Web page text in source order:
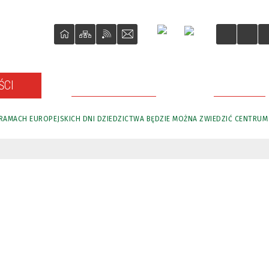
EUROPEJSKICH DNI DZIEDZICTWA BĘDZIE MOŻNA ZWIEDZIĆ